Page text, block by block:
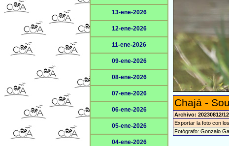
13-ene-2026
12-ene-2026
11-ene-2026
09-ene-2026
08-ene-2026
07-ene-2026
06-ene-2026
05-ene-2026
04-ene-2026
Chajá -
Archivo: 20230812/
Exportar la foto con
Fotógrafo: Gonzalo